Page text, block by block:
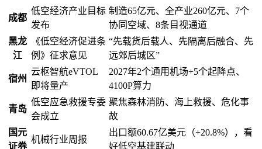
成都
低空经济产业目标
发布
制造65亿元、全产业260亿元、7个
协同空域、8条目视通道
黑龙
江
《低空经济促进条
例》征求意见
“先载货后载人、先隔离后融合、先
远郊后城区”
宿州
云枢智航eVTOL
即将量产
2027年2个通用机场+5个起降点、
4100P算力
青岛
低空应急救援专委
会成立
聚焦森林消防、海上救援、危化事
故
国元
证券
机械行业周报
出口额60.67亿美元（+20.8%），看
好低空基建联动